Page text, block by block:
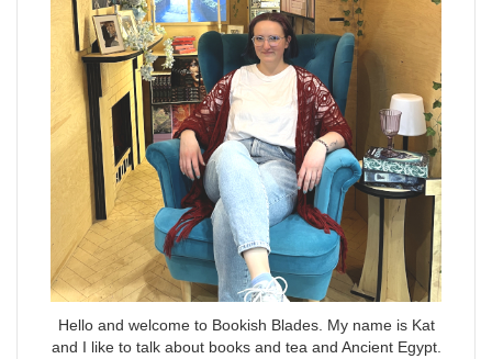
Hello and welcome to Bookish Blades. My name is Kat
and I like to talk about books and tea and Ancient Egypt.